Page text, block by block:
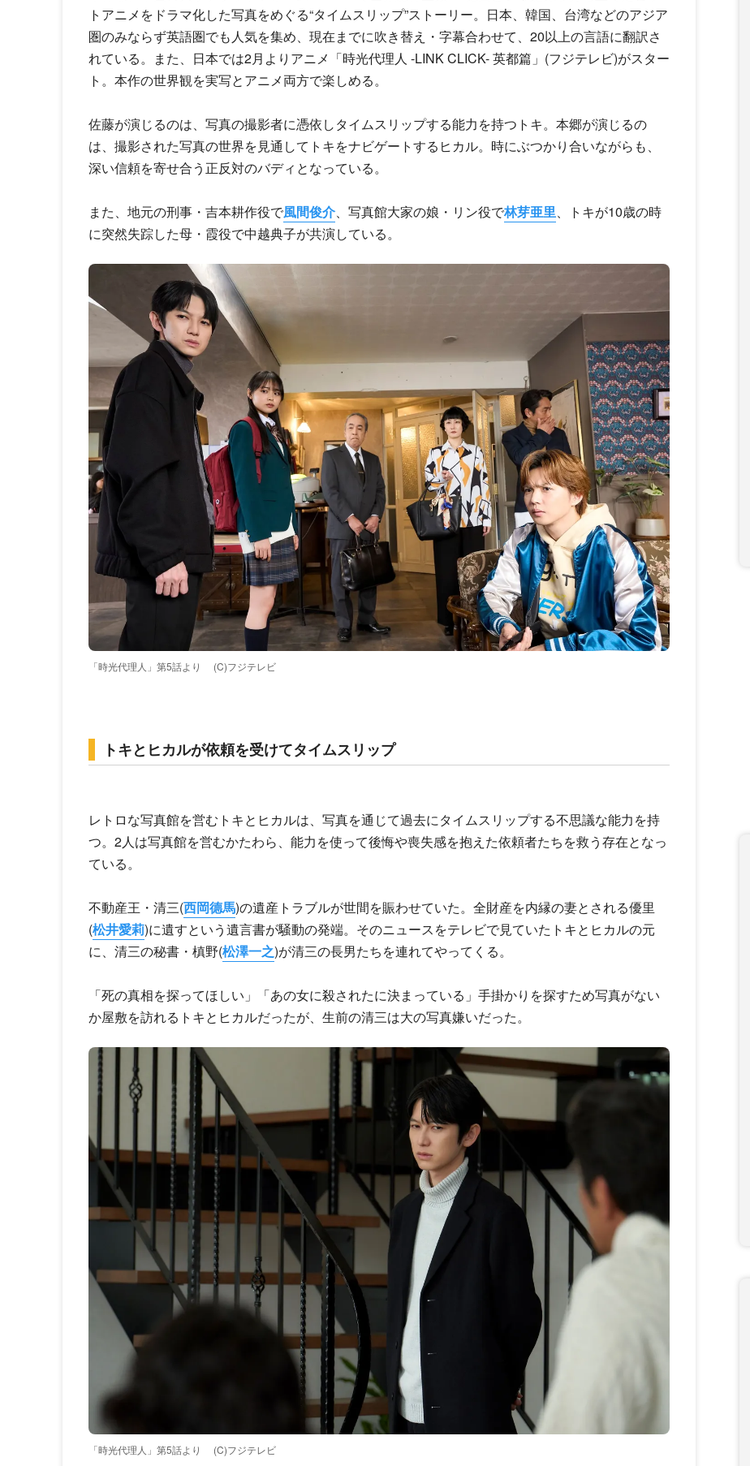
トアニメをドラマ化した写真をめぐる“タイムスリップ”ストーリー。日本、韓国、台湾などのアジア
圏のみならず英語圏でも人気を集め、現在までに吹き替え・字幕合わせて、20以上の言語に翻訳さ
れている。また、日本では2月よりアニメ「時光代理人 -LINK CLICK- 英都篇」(フジテレビ)がスター
ト。本作の世界観を実写とアニメ両方で楽しめる。
佐藤が演じるのは、写真の撮影者に憑依しタイムスリップする能力を持つトキ。本郷が演じるの
は、撮影された写真の世界を見通してトキをナビゲートするヒカル。時にぶつかり合いながらも、
深い信頼を寄せ合う正反対のバディとなっている。
また、地元の刑事・吉本耕作役で風間俊介、写真館大家の娘・リン役で林芽亜里、トキが10歳の時
に突然失踪した母・霞役で中越典子が共演している。
「時光代理人」第5話より (C)フジテレビ
トキとヒカルが依頼を受けてタイムスリップ
レトロな写真館を営むトキとヒカルは、写真を通じて過去にタイムスリップする不思議な能力を持
つ。2人は写真館を営むかたわら、能力を使って後悔や喪失感を抱えた依頼者たちを救う存在となっ
ている。
不動産王・清三(西岡德馬)の遺産トラブルが世間を賑わせていた。全財産を内縁の妻とされる優里
(松井愛莉)に遺すという遺言書が騒動の発端。そのニュースをテレビで見ていたトキとヒカルの元
に、清三の秘書・槙野(松澤一之)が清三の長男たちを連れてやってくる。
「死の真相を探ってほしい」「あの女に殺されたに決まっている」手掛かりを探すため写真がない
か屋敷を訪れるトキとヒカルだったが、生前の清三は大の写真嫌いだった。
「時光代理人」第5話より (C)フジテレビ